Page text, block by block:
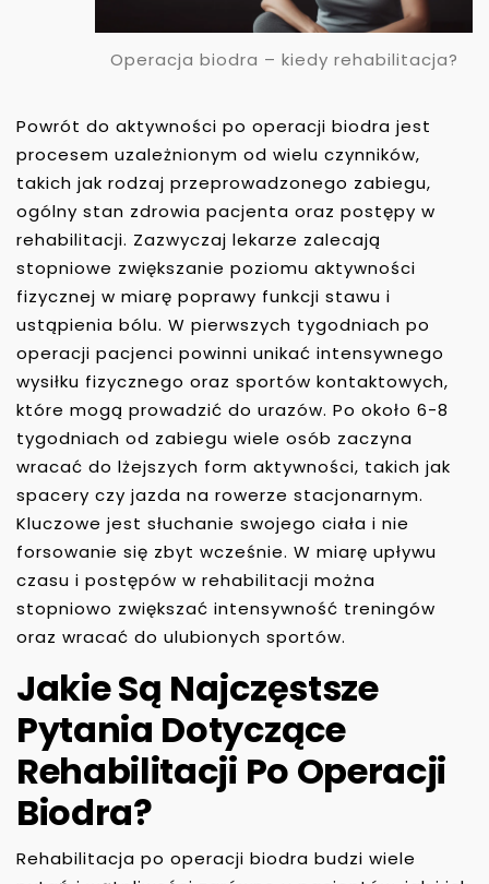
Operacja biodra – kiedy rehabilitacja?
Powrót do aktywności po operacji biodra jest
procesem uzależnionym od wielu czynników,
takich jak rodzaj przeprowadzonego zabiegu,
ogólny stan zdrowia pacjenta oraz postępy w
rehabilitacji. Zazwyczaj lekarze zalecają
stopniowe zwiększanie poziomu aktywności
fizycznej w miarę poprawy funkcji stawu i
ustąpienia bólu. W pierwszych tygodniach po
operacji pacjenci powinni unikać intensywnego
wysiłku fizycznego oraz sportów kontaktowych,
które mogą prowadzić do urazów. Po około 6-8
tygodniach od zabiegu wiele osób zaczyna
wracać do lżejszych form aktywności, takich jak
spacery czy jazda na rowerze stacjonarnym.
Kluczowe jest słuchanie swojego ciała i nie
forsowanie się zbyt wcześnie. W miarę upływu
czasu i postępów w rehabilitacji można
stopniowo zwiększać intensywność treningów
oraz wracać do ulubionych sportów.
Jakie Są Najczęstsze
Pytania Dotyczące
Rehabilitacji Po Operacji
Biodra?
Rehabilitacja po operacji biodra budzi wiele